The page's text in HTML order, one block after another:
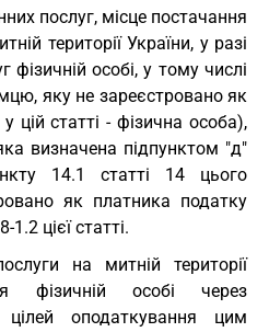
послуг, місце постачання
території України, у разі
фізичній особі, у тому числі
яку не зареєстровано як
цій статті - фізична особа),
визначена підпунктом "д"
14.1 статті 14 цього
як платника податку
цієї статті.
на митній території
фізичній особі через
оподаткування цим